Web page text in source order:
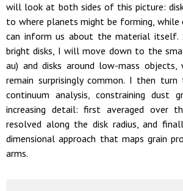
will look at both sides of this picture:
to where planets might be forming, while
can inform us about the material itself.
bright disks, I will move down to the
au) and disks around low-mass objects,
remain surprisingly common. I then
continuum analysis, constraining dust
increasing detail: first averaged over
resolved along the disk radius, and
dimensional approach that maps grain
arms.